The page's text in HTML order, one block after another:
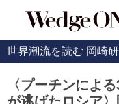
世界潮流を読む 岡崎
〈プーチンによ